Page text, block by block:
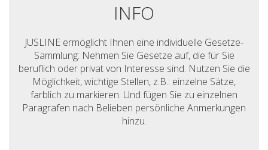
INFO
JUSLINE ermöglicht Ihnen eine individuelle Gesetze-
Sammlung: Nehmen Sie Gesetze auf, die für Sie
beruflich oder privat von Interesse sind. Nutzen Sie die
Möglichkeit, wichtige Stellen, z.B.: einzelne Sätze,
farblich zu markieren. Und fügen Sie zu einzelnen
Paragrafen nach Belieben persönliche Anmerkungen
hinzu.